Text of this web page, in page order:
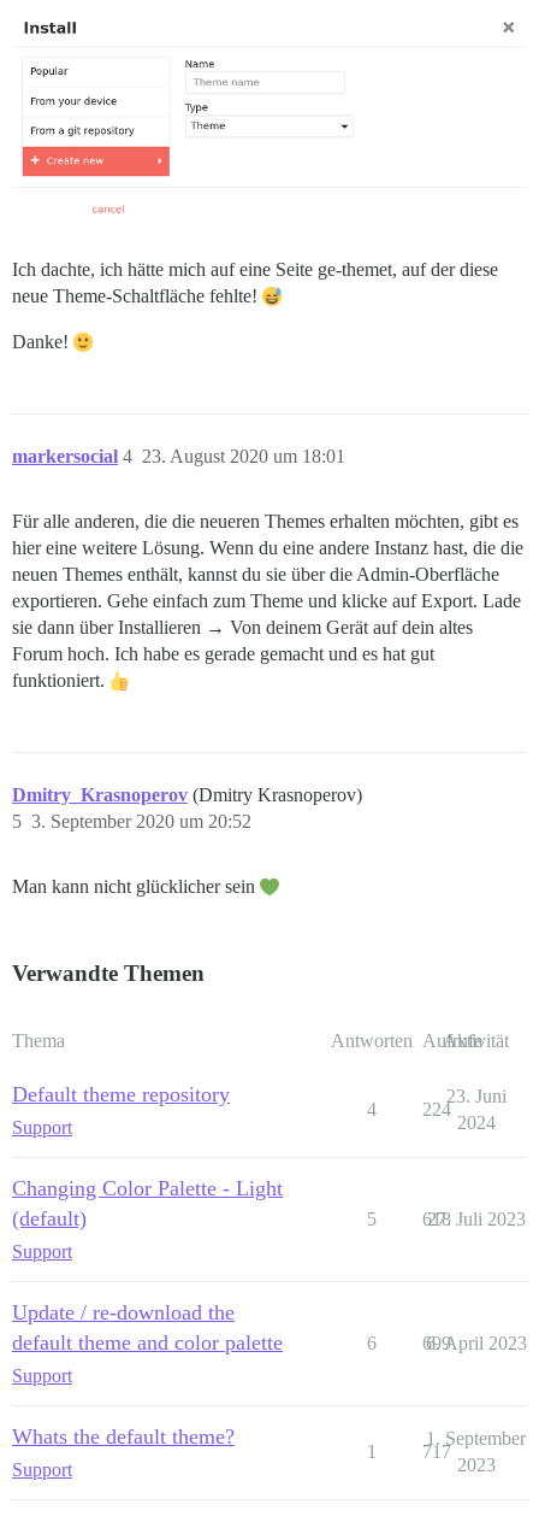
Ich dachte, ich hätte mich auf eine Seite ge-themet, auf der diese
neue Theme-Schaltfläche fehlte!
Danke!
markersocial 23. August 2020 um 18:01
4
Für alle anderen, die die neueren Themes erhalten möchten, gibt es
hier eine weitere Lösung. Wenn du eine andere Instanz hast, die die
neuen Themes enthält, kannst du sie über die Admin-Oberfläche
exportieren. Gehe einfach zum Theme und klicke auf Export. Lade
sie dann über Installieren → Von deinem Gerät auf dein altes
Forum hoch. Ich habe es gerade gemacht und es hat gut
funktioniert.
Dmitry_Krasnoperov (Dmitry Krasnoperov)
3. September 2020 um 20:52
5
Man kann nicht glücklicher sein
Verwandte Themen
Thema Antworten Aufrufe
Aktivität
Default theme repository
Support
4 224
23. Juni
2024
Changing Color Palette - Light
(default)
Support
5 618
27. Juli 2023
Update / re-download the
default theme and color palette
Support
6 699
6. April 2023
Whats the default theme?
Support
1 717
1. September
2023